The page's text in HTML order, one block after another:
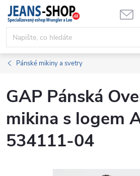
Přejít
obsah
Pánské mikiny a svetry
GAP Pánská
mikina s logem
534111-04